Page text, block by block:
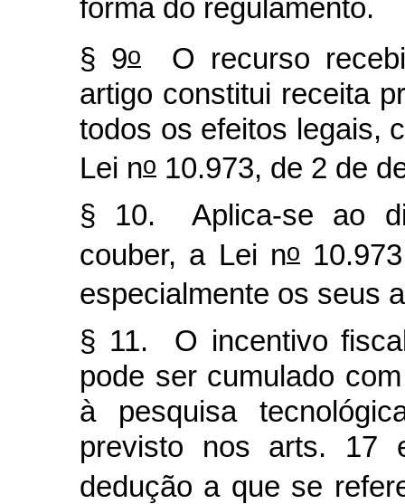
forma do regulamento.
§ 9o
O recurso
artigo constitui receita
todos os efeitos legais,
Lei no 10.973, de 2 de
§ 10. Aplica-se ao
couber, a Lei no
especialmente os seus
§ 11. O incentivo
pode ser cumulado
à pesquisa
previsto nos arts. 17
dedução a que se